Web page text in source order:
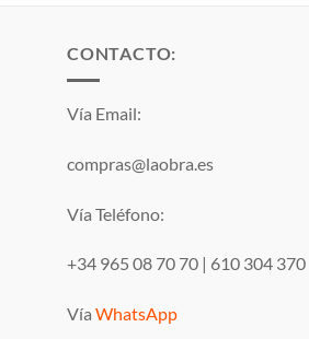
CONTACTO:
Vía Email:
compras@laobra.es
Vía Teléfono:
+34 965 08 70 70 | 610 304 370
Vía WhatsApp